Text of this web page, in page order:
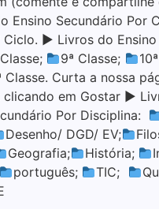
Ensino Secundário Por
Ciclo. ▶ Livros do
9ª Classe;
Classe. Curta a nossa
clicando em Gostar ▶
Por Disciplina:
Desenho/ DGD/ EV;
Geografia; História;
português; TIC;